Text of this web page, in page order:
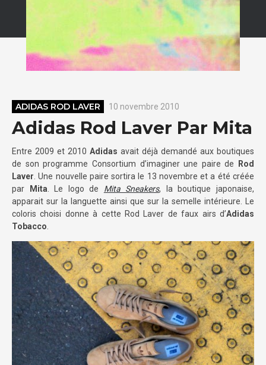
ADIDAS ROD LAVER 10 novembre 2010
Adidas Rod Laver Par Mita
Entre 2009 et 2010 Adidas avait déjà demandé aux boutiques
de son programme Consortium d’imaginer une paire de
Rod
Laver . Une nouvelle paire sortira le 13 novembre et a été créée
par
Mita . Le logo de Mita Sneakers, la boutique japonaise,
apparait sur la languette ainsi que sur la semelle intérieure. Le
coloris choisi donne à cette Rod Laver de faux airs d’Adidas
Tobacco